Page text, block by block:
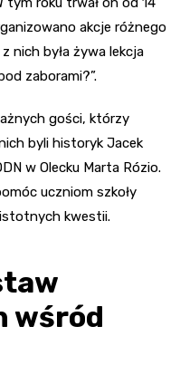
akcje różnego
nich była żywa lekcja
zaborami?”.
gości, którzy
byli historyk Jacek
w Olecku Marta Rózio.
uczniom szkoły
kwestii.
wśród